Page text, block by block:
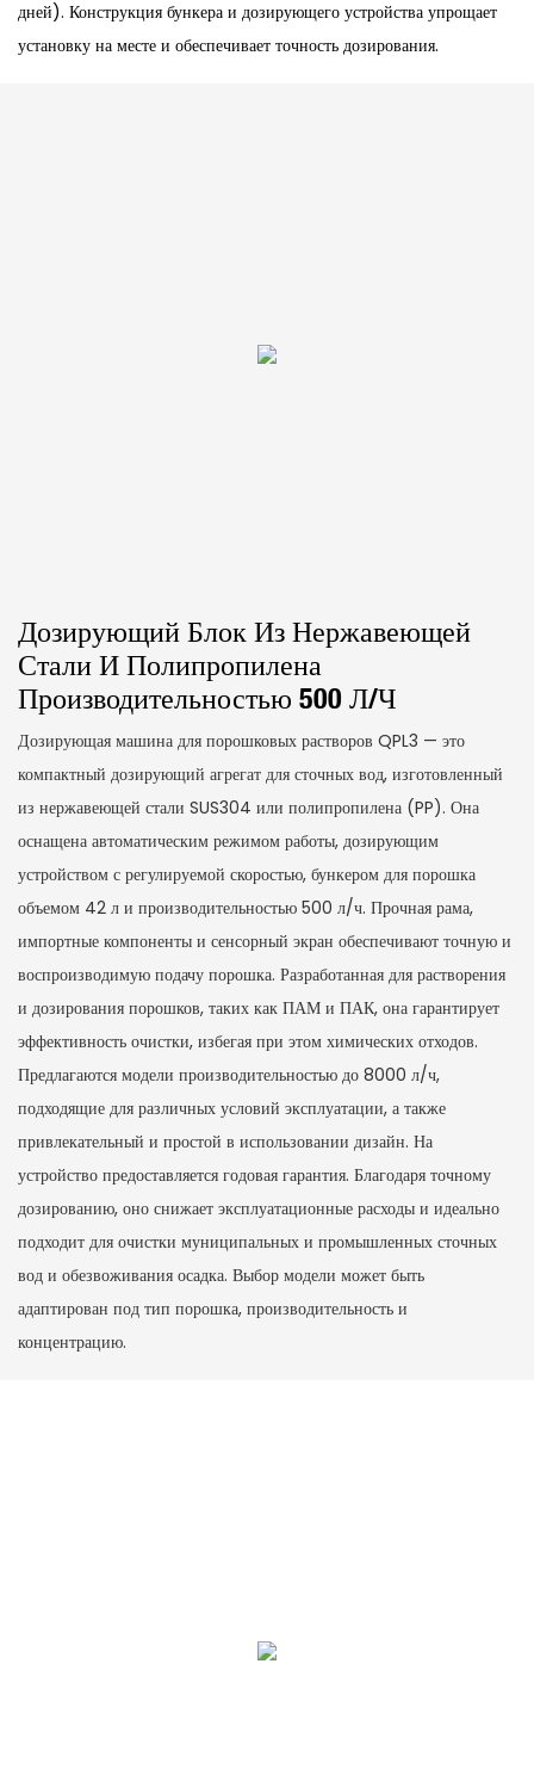
дней). Конструкция бункера и дозирующего устройства упрощает
установку на месте и обеспечивает точность дозирования.
Дозирующий Блок Из Нержавеющей
Стали И Полипропилена
Производительностью 500 Л/ч
Дозирующая машина для порошковых растворов QPL3 — это
компактный дозирующий агрегат для сточных вод, изготовленный
из нержавеющей стали SUS304 или полипропилена (PP). Она
оснащена автоматическим режимом работы, дозирующим
устройством с регулируемой скоростью, бункером для порошка
объемом 42 л и производительностью 500 л/ч. Прочная рама,
импортные компоненты и сенсорный экран обеспечивают точную и
воспроизводимую подачу порошка. Разработанная для растворения
и дозирования порошков, таких как ПАМ и ПАК, она гарантирует
эффективность очистки, избегая при этом химических отходов.
Предлагаются модели производительностью до 8000 л/ч,
подходящие для различных условий эксплуатации, а также
привлекательный и простой в использовании дизайн. На
устройство предоставляется годовая гарантия. Благодаря точному
дозированию, оно снижает эксплуатационные расходы и идеально
подходит для очистки муниципальных и промышленных сточных
вод и обезвоживания осадка. Выбор модели может быть
адаптирован под тип порошка, производительность и
концентрацию.